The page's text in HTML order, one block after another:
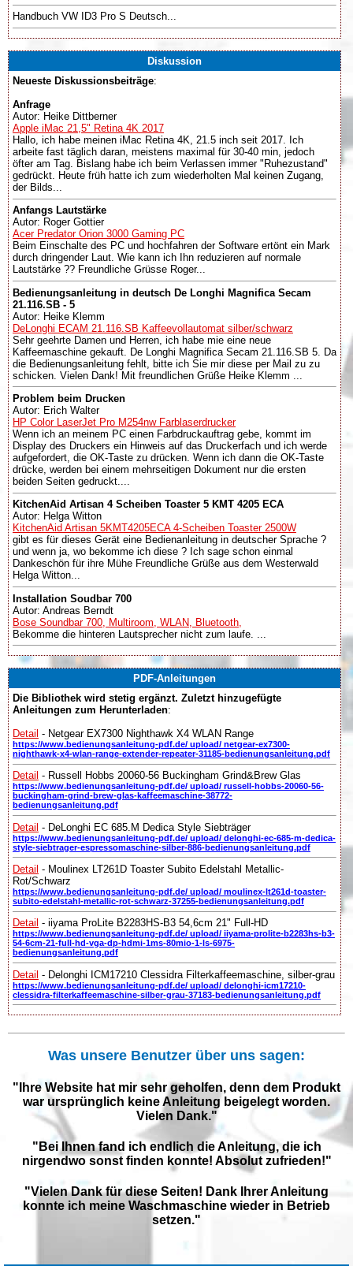
Handbuch VW ID3 Pro S Deutsch...
Diskussion
Neueste Diskussionsbeiträge:
Anfrage
Autor: Heike Dittberner
Apple iMac 21,5" Retina 4K 2017
Hallo, ich habe meinen iMac Retina 4K, 21.5 inch seit 2017. Ich
arbeite fast täglich daran, meistens maximal für 30-40 min, jedoch
öfter am Tag. Bislang habe ich beim Verlassen immer "Ruhezustand"
gedrückt. Heute früh hatte ich zum wiederholten Mal keinen Zugang,
der Bilds...
Anfangs Lautstärke
Autor: Roger Gottier
Acer Predator Orion 3000 Gaming PC
Beim Einschalte des PC und hochfahren der Software ertönt ein Mark
durch dringender Laut. Wie kann ich Ihn reduzieren auf normale
Lautstärke ?? Freundliche Grüsse Roger...
Bedienungsanleitung in deutsch De Longhi Magnifica Secam
21.116.SB - 5
Autor: Heike Klemm
DeLonghi ECAM 21.116.SB Kaffeevollautomat silber/schwarz
Sehr geehrte Damen und Herren, ich habe mie eine neue
Kaffeemaschine gekauft. De Longhi Magnifica Secam 21.116.SB 5. Da
die Bedienungsanleitung fehlt, bitte ich Sie mir diese per Mail zu zu
schicken. Vielen Dank! Mit freundlichen Grüße Heike Klemm ...
Problem beim Drucken
Autor: Erich Walter
HP Color LaserJet Pro M254nw Farblaserdrucker
Wenn ich an meinem PC einen Farbdruckauftrag gebe, kommt im
Display des Druckers ein Hinweis auf das Druckerfach und ich werde
aufgefordert, die OK-Taste zu drücken. Wenn ich dann die OK-Taste
drücke, werden bei einem mehrseitigen Dokument nur die ersten
beiden Seiten gedruckt....
KitchenAid Artisan 4 Scheiben Toaster 5 KMT 4205 ECA
Autor: Helga Witton
KitchenAid Artisan 5KMT4205ECA 4-Scheiben Toaster 2500W
gibt es für dieses Gerät eine Bedienanleitung in deutscher Sprache ?
und wenn ja, wo bekomme ich diese ? Ich sage schon einmal
Dankeschön für ihre Mühe Freundliche Grüße aus dem Westerwald
Helga Witton...
Installation Soudbar 700
Autor: Andreas Berndt
Bose Soundbar 700, Multiroom, WLAN, Bluetooth,
Bekomme die hinteren Lautsprecher nicht zum laufe. ...
PDF-Anleitungen
Die Bibliothek wird stetig ergänzt. Zuletzt hinzugefügte
Anleitungen zum Herunterladen:
Detail - Netgear EX7300 Nighthawk X4 WLAN Range
https://www.bedienungsanleitung-pdf.de/ upload/ netgear-ex7300-
nighthawk-x4-wlan-range-extender-repeater-31185-bedienungsanleitung.pdf
Detail - Russell Hobbs 20060-56 Buckingham Grind&Brew Glas
https://www.bedienungsanleitung-pdf.de/ upload/ russell-hobbs-20060-56-
buckingham-grind-brew-glas-kaffeemaschine-38772-
bedienungsanleitung.pdf
Detail - DeLonghi EC 685.M Dedica Style Siebträger
https://www.bedienungsanleitung-pdf.de/ upload/ delonghi-ec-685-m-dedica-
style-siebtrager-espressomaschine-silber-886-bedienungsanleitung.pdf
Detail - Moulinex LT261D Toaster Subito Edelstahl Metallic-
Rot/Schwarz
https://www.bedienungsanleitung-pdf.de/ upload/ moulinex-lt261d-toaster-
subito-edelstahl-metallic-rot-schwarz-37255-bedienungsanleitung.pdf
Detail - iiyama ProLite B2283HS-B3 54,6cm 21" Full-HD
https://www.bedienungsanleitung-pdf.de/ upload/ iiyama-prolite-b2283hs-b3-
54-6cm-21-full-hd-vga-dp-hdmi-1ms-80mio-1-ls-6975-
bedienungsanleitung.pdf
Detail - Delonghi ICM17210 Clessidra Filterkaffeemaschine, silber-grau
https://www.bedienungsanleitung-pdf.de/ upload/ delonghi-icm17210-
clessidra-filterkaffeemaschine-silber-grau-37183-bedienungsanleitung.pdf
Was unsere Benutzer über uns sagen:
"Ihre Website hat mir sehr geholfen, denn dem Produkt
war ursprünglich keine Anleitung beigelegt worden.
Vielen Dank."
"Bei Ihnen fand ich endlich die Anleitung, die ich
nirgendwo sonst finden konnte! Absolut zufrieden!"
"Vielen Dank für diese Seiten! Dank Ihrer Anleitung
konnte ich meine Waschmaschine wieder in Betrieb
setzen."